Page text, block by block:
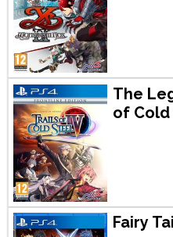
The
of Cold
Fairy